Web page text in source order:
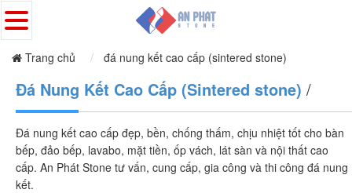
Trang chủ đá nung kết cao cấp (sintered stone)
Đá Nung Kết Cao Cấp (Sintered stone) /
Đá nung kết cao cấp đẹp, bền, chống thấm, chịu nhiệt tốt cho bàn
bếp, đảo bếp, lavabo, mặt tiền, ốp vách, lát sàn và nội thất cao
cấp. An Phát Stone tư vấn, cung cấp, gia công và thi công đá nung
kết.